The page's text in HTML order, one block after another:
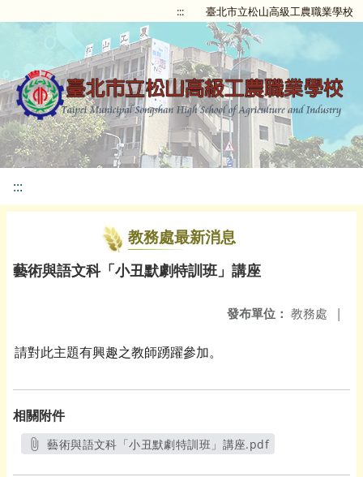
::: 臺北市立松山高級工農職業學校
:::
教務處最新消息
藝術與語文科「小丑默劇特訓班」講座
發布單位： 教務處 |
請對此主題有興趣之教師踴躍參加。
相關附件
藝術與語文科「小丑默劇特訓班」講座.pdf